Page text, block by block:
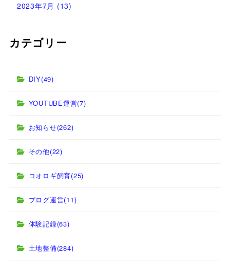
2023年7月 (13)
カテゴリー
DIY(49)
YOUTUBE運営(7)
お知らせ(262)
その他(22)
コオロギ飼育(25)
ブログ運営(11)
体験記録(63)
土地整備(284)